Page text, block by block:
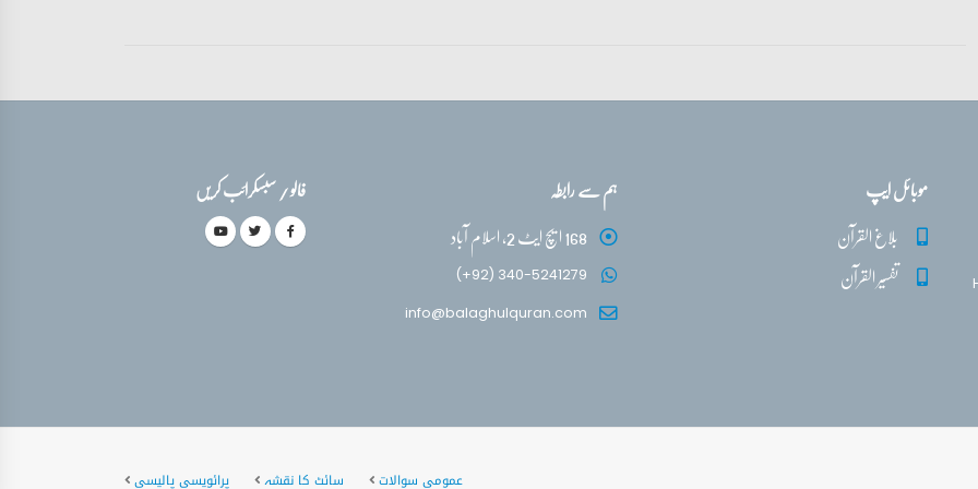
موبائل ایپ
بلاغ القرآن
تفسیر القرآن
ہم سے رابطہ
168 ایچ ایٹ 2، اسلام آباد
(+92) 340-5241279
info@balaghulquran.com
فالو / سبسکرائب کریں
عمومی سوالات سائٹ کا نقشہ پرائویسی پالیسی